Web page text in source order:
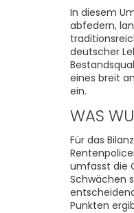
In diesem
abfedern,
deutscher
eines breit
ein.
WAS
Für das
umfasst die
Schwächen
Punkten